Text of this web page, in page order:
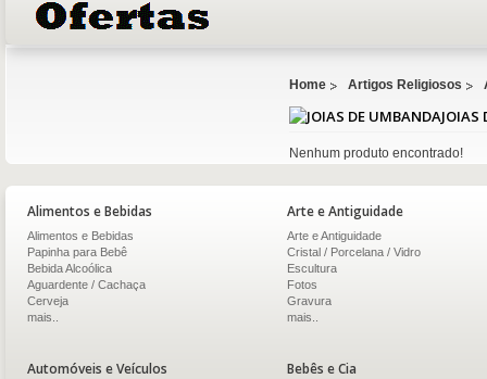
Home Artigos Religiosos
JOIAS
Nenhum produto encontrado!
Alimentos e Bebidas
Alimentos e Bebidas
Papinha para Bebê
Bebida Alcoólica
Aguardente / Cachaça
Cerveja
mais..
Arte e Antiguidade
Arte e Antiguidade
Cristal / Porcelana / Vidro
Escultura
Fotos
Gravura
mais..
Automóveis e Veículos Bebês e Cia